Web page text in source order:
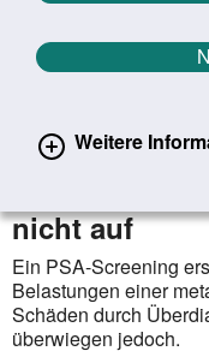
Weitere
Zurück zur Übersicht
nicht auf
Ein PSA-Screening
Belastungen einer
Schäden durch
überwiegen jedoch.